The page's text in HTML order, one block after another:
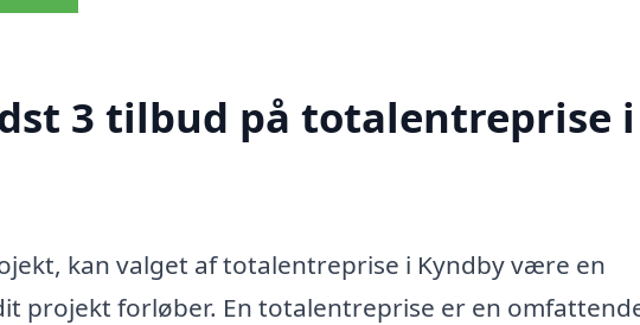
3 tilbud på totalentreprise i
kan valget af totalentreprise i Kyndby være en
projekt forløber. En totalentreprise er en